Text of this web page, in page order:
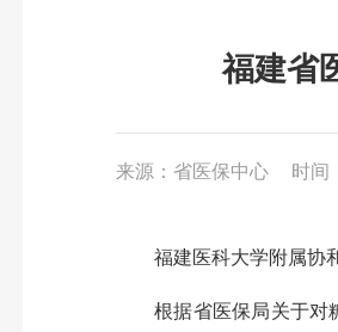
福建省
来源：省医保中心 时间
福建医科大学附属协和
根据省医保局关于对糖